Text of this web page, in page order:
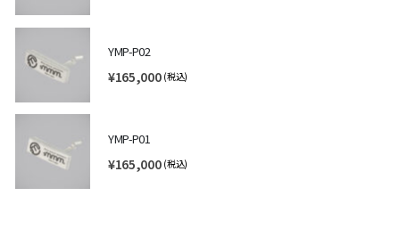
YMP-P02
¥165,000 (税込)
YMP-P01
¥165,000 (税込)